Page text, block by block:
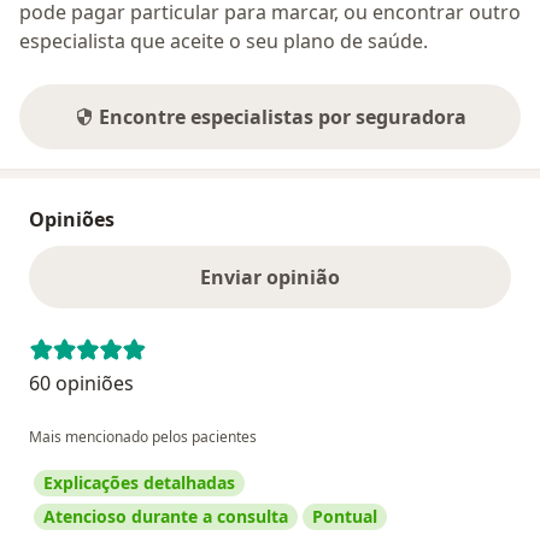
pode pagar particular para marcar, ou encontrar outro
especialista que aceite o seu plano de saúde.
Encontre especialistas por seguradora
Opiniões
Enviar opinião
60 opiniões
Mais mencionado pelos pacientes
Explicações detalhadas
Atencioso durante a consulta
Pontual